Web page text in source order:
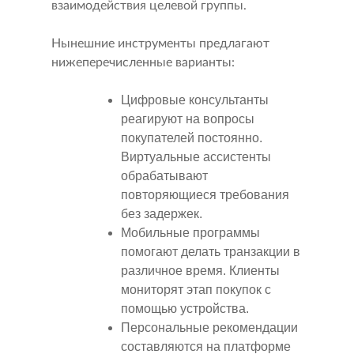
взаимодействия целевой группы.
Нынешние инструменты предлагают
нижеперечисленные варианты:
Цифровые консультанты
реагируют на вопросы
покупателей постоянно.
Виртуальные ассистенты
обрабатывают
повторяющиеся требования
без задержек.
Мобильные программы
помогают делать транзакции в
различное время. Клиенты
мониторят этап покупок с
помощью устройства.
Персональные рекомендации
составляются на платформе